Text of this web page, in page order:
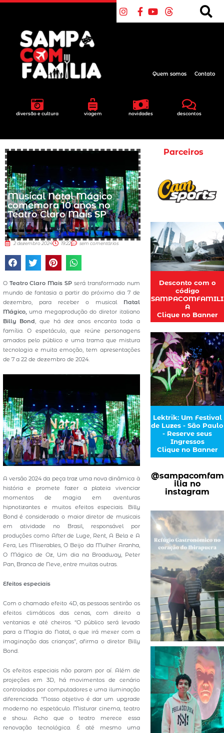
diversão e cultura viagem novidades descontos
Quem somos Contato
Musical Natal Mágico
comemora 10 anos no
Teatro Claro Mais SP
2 dezembro 2024 19:22 sem comentários
OTeatro Claro Mais SP será transformado num
mundo de fantasia a partir do próximo dia 7 de
dezembro, para receber o musical
Natal
Mágico, uma megaprodução do diretor italiano
Billy Bond, que há dez anos encanta toda a
família. O espetáculo, que reúne personagens
amados pelo público e uma trama que mistura
tecnologia e muita emoção, tem apresentações
de 7 a 22 de dezembro de 2024.
A versão 2024 da peça traz uma nova dinâmica à
história e promete fazer a plateia vivenciar
momentos de magia em aventuras
hipnotizantes e muitos efeitos especiais. Billy
Bond é considerado o maior diretor de musicais
em atividade no Brasil, responsável por
produções como After de Luge, Rent, A Bela e A
Fera, Les Miserables, O Beijo da Mulher Aranha,
O Mágico de Oz, Um dia na Broadway, Peter
Pan, Branca de Neve, entre muitas outras.
Efeitos especiais
Com o chamado efeito 4D, as pessoas sentirão os
efeitos climáticos das cenas, com direito a
ventanias e até cheiros. “O público será levado
para a Magia do Natal, o que irá mexer com a
imaginação das crianças”, afirma o diretor Billy
Bond.
Os efeitos especiais não param por aí. Além de
projeções em 3D, há movimentos de cenário
controlados por computadores e uma iluminação
diferenciada. “Nosso objetivo é dar um upgrade
moderno no espetáculo. Misturar cinema, teatro
e show. Acho que o teatro merece essa
renovação tecnológica. É até mesmo uma
Parceiros
Desconto com o
código
SAMPACOMFAMILI
A
Clique no Banner
Lektrik: Um Festival
de Luzes - São Paulo
- Reserve seus
Ingressos
Clique no Banner
@sampacomfam
ilia no
instagram